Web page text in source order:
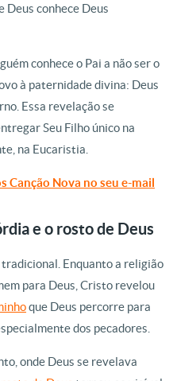
Deus conhece Deus
conhece o Pai a não ser o
à paternidade divina: Deus
Essa revelação se
Seu Filho único na
na Eucaristia.
Canção Nova no seu e-mail
e o rosto de Deus
Enquanto a religião
para Deus, Cristo revelou
que Deus percorre para
dos pecadores.
onde Deus se revelava